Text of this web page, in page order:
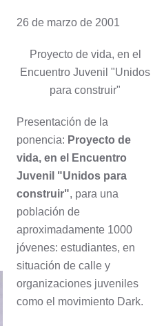
26 de marzo de 2001
Proyecto de vida, en el
Encuentro Juvenil "Unidos
para construir"
Presentación de la
ponencia: Proyecto de
vida, en el Encuentro
Juvenil "Unidos para
construir", para una
población de
aproximadamente 1000
jóvenes: estudiantes, en
situación de calle y
organizaciones juveniles
como el movimiento Dark.